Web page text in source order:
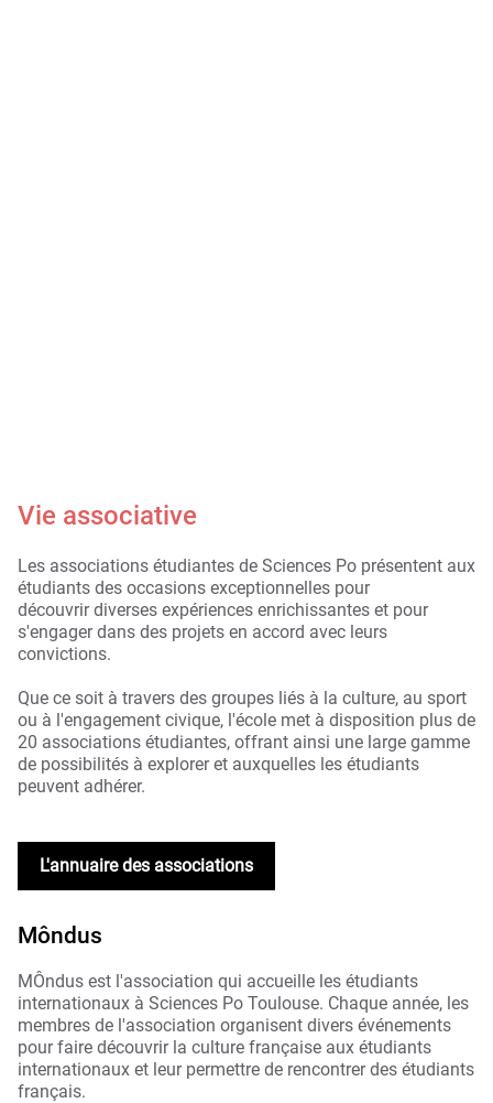
Vie associative
Les associations étudiantes de Sciences Po présentent aux
étudiants des occasions exceptionnelles pour
découvrir diverses expériences enrichissantes et pour
s'engager dans des projets en accord avec leurs
convictions.
Que ce soit à travers des groupes liés à la culture, au sport
ou à l'engagement civique, l'école met à disposition plus de
20 associations étudiantes, offrant ainsi une large gamme
de possibilités à explorer et auxquelles les étudiants
peuvent adhérer.
L'annuaire des associations
Môndus
MÔndus est l'association qui accueille les étudiants
internationaux à Sciences Po Toulouse. Chaque année, les
membres de l'association organisent divers événements
pour faire découvrir la culture française aux étudiants
internationaux et leur permettre de rencontrer des étudiants
français.